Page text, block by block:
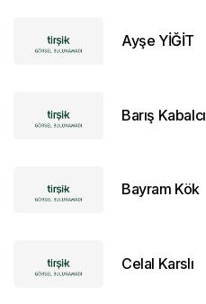
Ayşe YİĞİT
Barış Kabalcı
Bayram Kök
Celal Karslı